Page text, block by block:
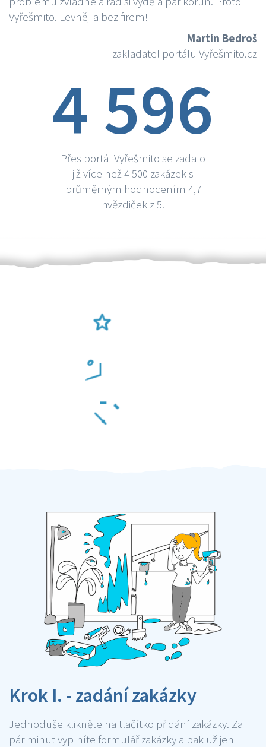
Vyřešmito. Levněji a bez firem!
Martin Bedroš
zakladatel portálu Vyřešmito.cz
4 596
Přes portál Vyřešmito se zadalo
již více než 4 500 zakázek s
průměrným hodnocením 4,7
hvězdiček z 5.
Krok I. - zadání zakázky
Jednoduše klikněte na tlačítko přidání zakázky. Za
pár minut vyplníte formulář zakázky a pak už jen